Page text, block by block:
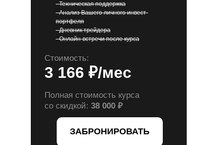
3 166 ₽/мес
Стоимость:
Полная стоимость курса
со скидкой: 38 000 ₽
- Техническая поддержка
- Анализ Вашего личного инвест-
портфеля
- Дневник трейдера
- Онлайн-встречи после курса
ЗАБРОНИРОВАТЬ